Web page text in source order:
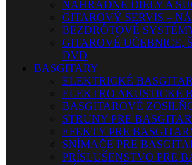
NÁHRADNÉ DIELY A
GITAROVÝ SERVIS –
BEZDRÔTOVÉ
GITAROVÉ UČEBNICE,
DVD
BASGITARY
ELEKTRICKÉ
ELEKTRO AKUSTICKÉ
BASGITAROVÉ
STRUNY PRE
EFEKTY PRE
SNÍMAČE PRE
PRÍSLUŠENSTVO PRE